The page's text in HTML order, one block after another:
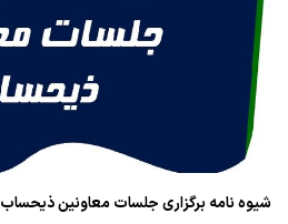
شیوه نامه برگزاری جلسات معاونین ذیحساب